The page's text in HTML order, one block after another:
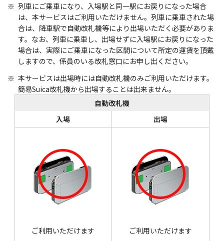
列車にご乗車になり、入場駅と同一駅にお戻りになった場合
は、本サービスはご利用いただけません。列車に乗車された場
合は、降車駅で自動改札機等により出場いただく必要がありま
す。なお、列車に乗車し、出場せずに入場駅にお戻りになった
場合は、実際にご乗車になった区間について所定の運賃を頂戴
しますので、係員のいる改札窓口にお申し出ください。
本サービスは出場時には自動改札機のみご利用いただけます。
簡易Suica改札機から出場することは出来ません。
自動改札機
入場
ご利用いただけます
出場
ご利用いただけます